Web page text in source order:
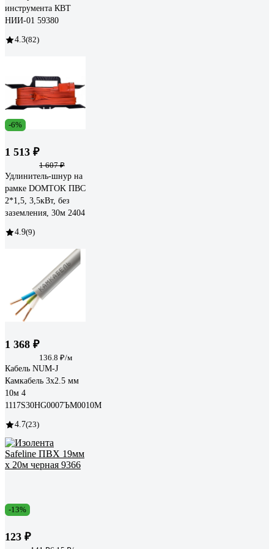
инструмента КВТ
НИИ-01 59380
4.3(82)
-6%
1 513 ₽
1 607 ₽
Удлинитель-шнур на
рамке DOMTOK ПВС
2*1,5, 3,5кВт, без
заземления, 30м 2404
4.9(9)
1 368 ₽
136.8 ₽/м
Кабель NUM-J
Камкабель 3x2.5 мм
10м 4
1117S30HG0007ЪM0010М
4.7(23)
-13%
123 ₽